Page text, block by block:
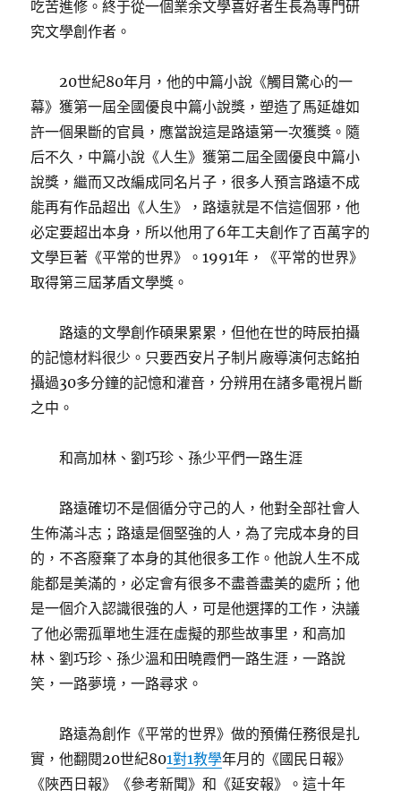
吃苦進修。終于從一個業余文學喜好者生長為專門研
究文學創作者。
20世紀80年月，他的中篇小說《觸目驚心的一
幕》獲第一屆全國優良中篇小說獎，塑造了馬延雄如
許一個果斷的官員，應當說這是路遠第一次獲獎。隨
后不久，中篇小說《人生》獲第二屆全國優良中篇小
說獎，繼而又改編成同名片子，很多人預言路遠不成
能再有作品超出《人生》，路遠就是不信這個邪，他
必定要超出本身，所以他用了6年工夫創作了百萬字的
文學巨著《平常的世界》。1991年，《平常的世界》
取得第三屆茅盾文學獎。
路遠的文學創作碩果累累，但他在世的時辰拍攝
的記憶材料很少。只要西安片子制片廠導演何志銘拍
攝過30多分鐘的記憶和灌音，分辨用在諸多電視片斷
之中。
和高加林、劉巧珍、孫少平們一路生涯
路遠確切不是個循分守己的人，他對全部社會人
生佈滿斗志；路遠是個堅強的人，為了完成本身的目
的，不吝廢棄了本身的其他很多工作。他說人生不成
能都是美滿的，必定會有很多不盡善盡美的處所；他
是一個介入認識很強的人，可是他選擇的工作，決議
了他必需孤單地生涯在虛擬的那些故事里，和高加
林、劉巧珍、孫少溫和田曉霞們一路生涯，一路說
笑，一路夢境，一路尋求。
路遠為創作《平常的世界》做的預備任務很是扎
實，他翻閱20世紀801對1教學年月的《國民日報》
《陜西日報》《參考新聞》和《延安報》。這十年